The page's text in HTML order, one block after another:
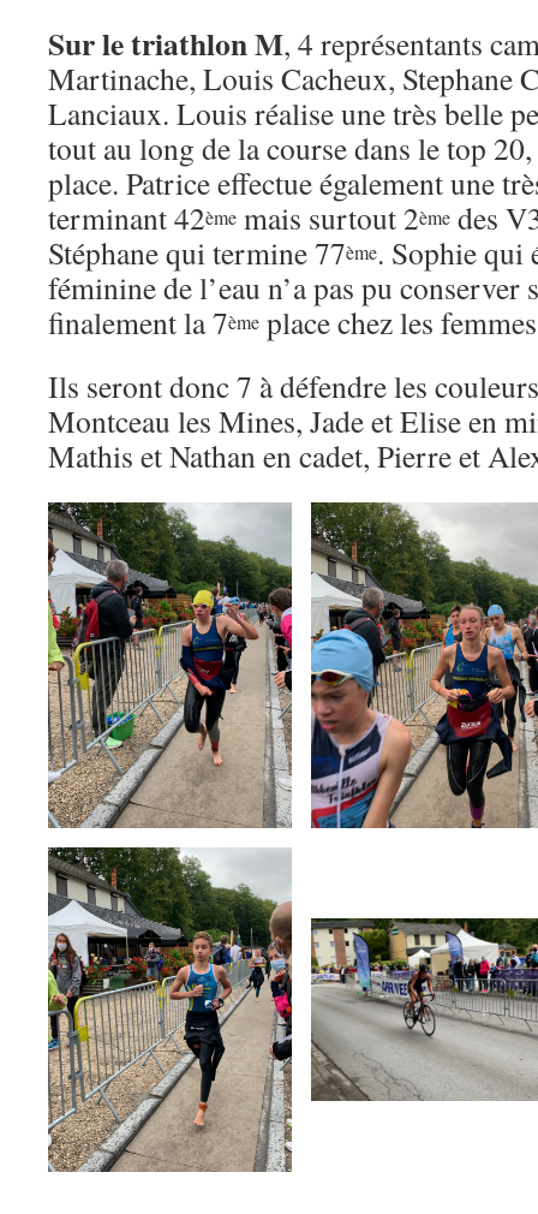
Sur le triathlon M, 4 représentants
Martinache, Louis Cacheux, Stephane
Lanciaux. Louis réalise une très belle
tout au long de la course dans le top
place. Patrice effectue également une
terminant 42ème mais surtout 2ème des
Stéphane qui termine 77ème. Sophie qui
féminine de l’eau n’a pas pu conserver
finalement la 7ème place chez les
Ils seront donc 7 à défendre les
Montceau les Mines, Jade et Elise en
Mathis et Nathan en cadet, Pierre et